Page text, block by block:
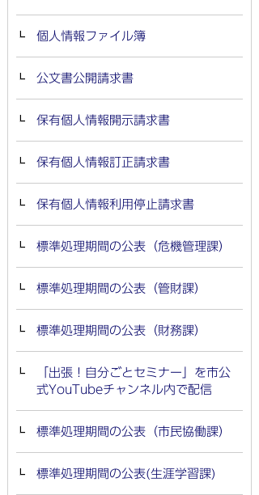
個人情報ファイル簿
公文書公開請求書
保有個人情報開示請求書
保有個人情報訂正請求書
保有個人情報利用停止請求書
標準処理期間の公表（危機管理課）
標準処理期間の公表（管財課）
標準処理期間の公表（財務課）
「出張！自分ごとセミナー」を市公
式YouTubeチャンネル内で配信
標準処理期間の公表（市民協働課）
標準処理期間の公表(生涯学習課)